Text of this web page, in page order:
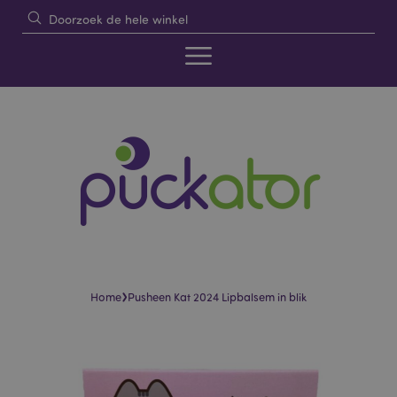
Home›Pusheen Kat 2024 Lipbalsem in blik